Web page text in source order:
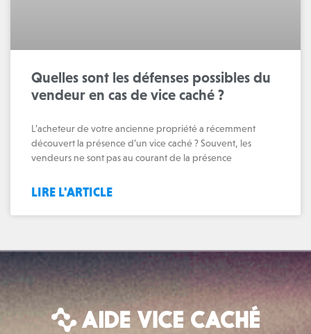
Quelles sont les défenses possibles du
vendeur en cas de vice caché ?
L’acheteur de votre ancienne propriété a récemment
découvert la présence d’un vice caché ? Souvent, les
vendeurs ne sont pas au courant de la présence
LIRE L'ARTICLE